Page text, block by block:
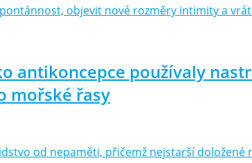
objevit nové rozměry intimity a
antikoncepce používaly
mořské řasy
od nepaměti, přičemž nejstarší